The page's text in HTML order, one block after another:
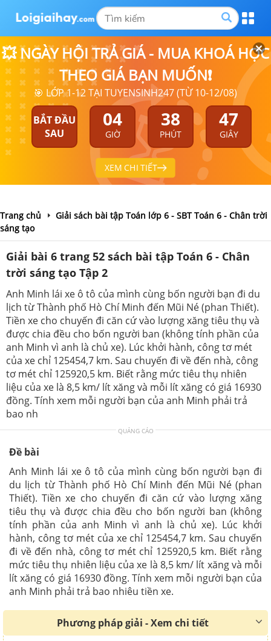
💥 NGÀY HỘI TRẢ GIÁ - MUA KHOÁ HỌC
THEO GIÁ BẠN MUỐN❗
🎯 LỚP 1-12 TẠI TUYENSINH247 (TỪ 10-12/08)
BẮT ĐẦU
SAU
04
GIỜ
38
PHÚT
47
GIÂY
XEM CHI TIẾT
Trang chủ
Giải sách bài tập Toán lớp 6 - SBT Toán 6 - Chân trời
sáng tạo
Giải bài 6 trang 52 sách bài tập Toán 6 - Chân
trời sáng tạo Tập 2
Anh Minh lái xe ô tô của mình cùng bốn người bạn đi du
lịch từ Thành phố Hò Chí Minh đến Mũi Né (phan Thiết).
Tiền xe cho chuyến đi căn cứ vào lượng xăng tiêu thụ và
được chia đều cho bốn người ban (không tính phần của
anh Minh vì anh là chủ xe). Lúc khởi hành, công tơ mét
của xe chỉ 125454,7 km. Sau chuyến đi về đến nhà, công
tơ mét chỉ 125920,5 km. Biết rằng mức tiêu thụ nhiên
liệu của xe là 8,5 km/ lít xăng và mỗi lít xăng có giá 16930
đồng. Tính xem mỗi người bạn của anh Minh phải trả
bao nh
QUẢNG CÁO
Đề bài
Anh Minh lái xe ô tô của mình cùng bốn người bạn đi
du lịch từ Thành phố Hò Chí Minh đến Mũi Né (phan
Thiết). Tiền xe cho chuyến đi căn cứ vào lượng xăng
tiêu thụ và được chia đều cho bốn người ban (không
tính phần của anh Minh vì anh là chủ xe). Lúc khởi
hành, công tơ mét của xe chỉ 125454,7 km. Sau chuyến
đi về đến nhà, công tơ mét chỉ 125920,5 km. Biết rằng
mức tiêu thụ nhiên liệu của xe là 8,5 km/ lít xăng và mỗi
lít xăng có giá 16930 đồng. Tính xem mỗi người bạn của
anh Minh phải trả bao nhiêu tiền xe.
Phương pháp giải - Xem chi tiết